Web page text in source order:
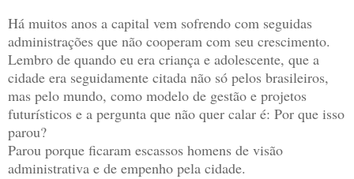
Há muitos anos a capital vem sofrendo com seguidas
administrações que não cooperam com seu crescimento.
Lembro de quando eu era criança e adolescente, que a
cidade era seguidamente citada não só pelos brasileiros,
mas pelo mundo, como modelo de gestão e projetos
futurísticos e a pergunta que não quer calar é: Por que isso
parou?
Parou porque ficaram escassos homens de visão
administrativa e de empenho pela cidade.